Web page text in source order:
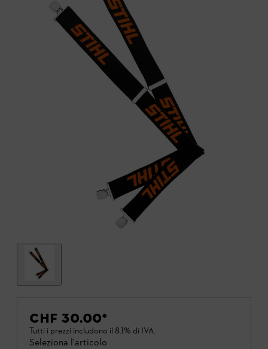
CHF 30.00*
Tutti i prezzi includono il 8.1% di IVA.
Seleziona l'articolo